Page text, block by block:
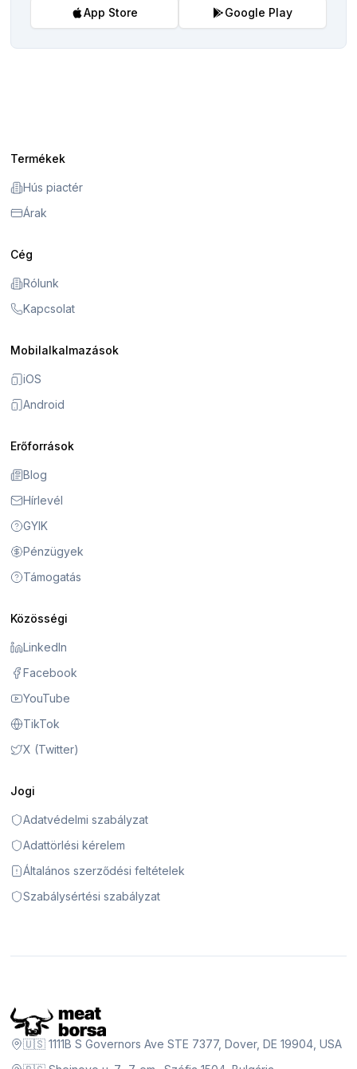
App Store Google Play
Termékek
Hús piactér
Árak
Cég
Rólunk
Kapcsolat
Mobilalkalmazások
iOS
Android
Erőforrások
Blog
Hírlevél
GYIK
Pénzügyek
Támogatás
Közösségi
LinkedIn
Facebook
YouTube
TikTok
X (Twitter)
Jogi
Adatvédelmi szabályzat
Adattörlési kérelem
Általános szerződési feltételek
Szabálysértési szabályzat
🇺🇸 1111B S Governors Ave STE 7377, Dover, DE 19904, USA